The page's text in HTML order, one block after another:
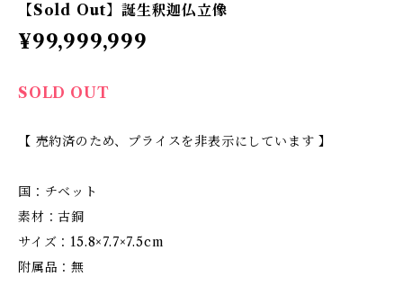
【Sold Out】誕生釈迦仏立像
¥99,999,999
SOLD OUT
【 売約済のため、プライスを非表示にしています 】
国：チベット
素材：古銅
サイズ：15.8×7.7×7.5cm
附属品：無